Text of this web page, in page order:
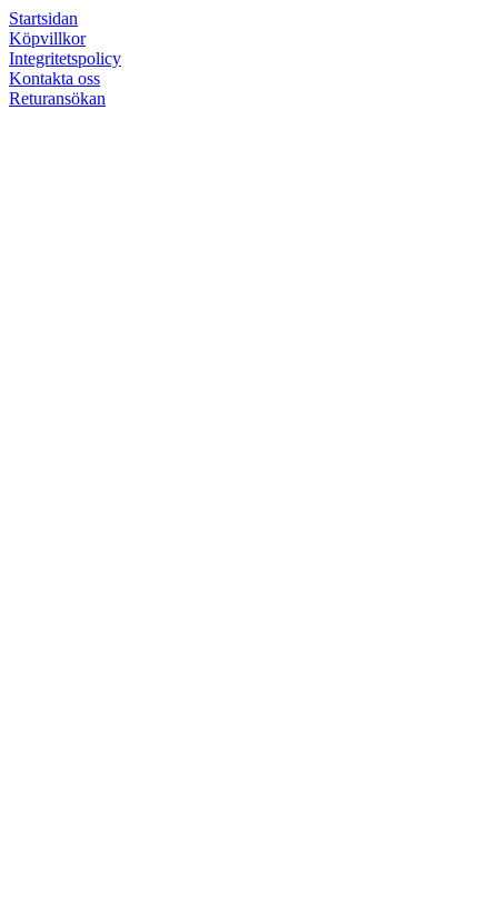
Startsidan
Köpvillkor
Integritetspolicy
Kontakta oss
Returansökan